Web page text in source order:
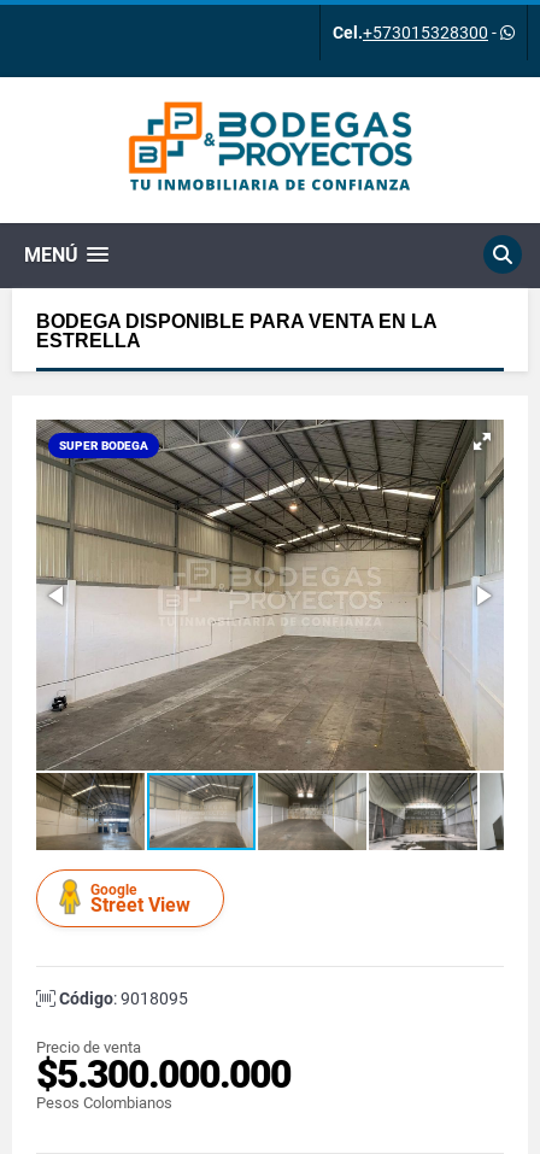
Cel.+573015328300 -
MENÚ
BODEGA DISPONIBLE PARA VENTA EN LA
ESTRELLA
SUPER BODEGA
Google
Street View
Código: 9018095
Precio de venta
$5.300.000.000
Pesos Colombianos